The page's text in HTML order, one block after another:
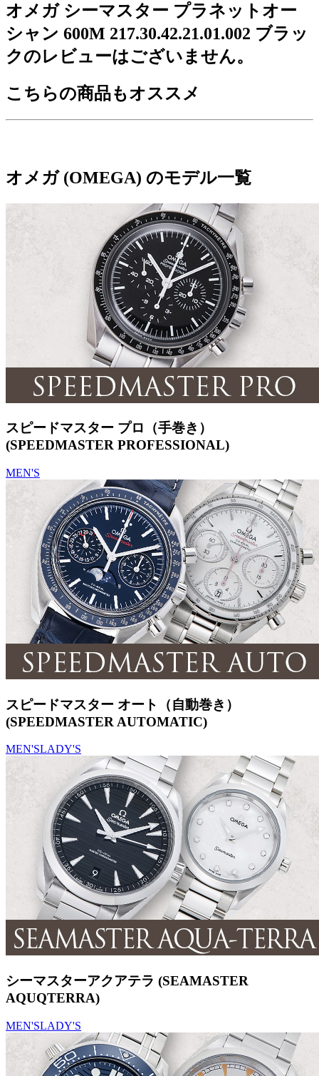
オメガ シーマスター プラネットオー
シャン 600M 217.30.42.21.01.002 ブラッ
クのレビューはございません。
こちらの商品もオススメ
オメガ (OMEGA) のモデル一覧
スピードマスター プロ（手巻き）
(SPEEDMASTER PROFESSIONAL)
MEN'S
スピードマスター オート（自動巻き）
(SPEEDMASTER AUTOMATIC)
MEN'SLADY'S
シーマスターアクアテラ (SEAMASTER
AQUQTERRA)
MEN'SLADY'S